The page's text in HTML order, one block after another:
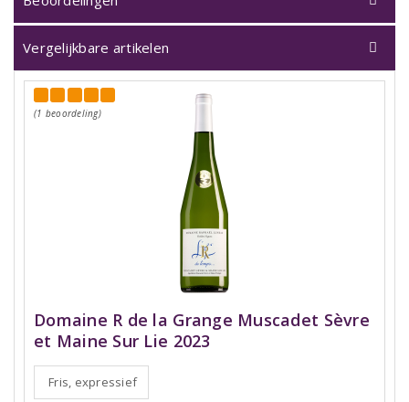
Vergelijkbare artikelen
(1 beoordeling)
Domaine R de la Grange Muscadet Sèvre
et Maine Sur Lie 2023
Fris, expressief